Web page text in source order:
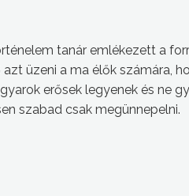
tanár emlékezett a
üzeni a ma élők számára,
erősek legyenek és ne
szabad csak megünnepelni.